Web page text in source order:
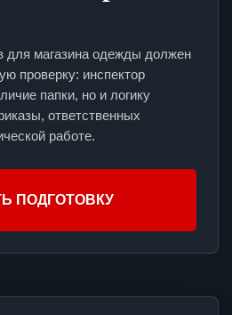
для магазина одежды должен
проверку: инспектор
папки, но и логику
ответственных
работе.
ПОДГОТОВКУ